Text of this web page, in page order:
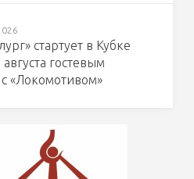
стартует в Кубке
гостевым
«Локомотивом»